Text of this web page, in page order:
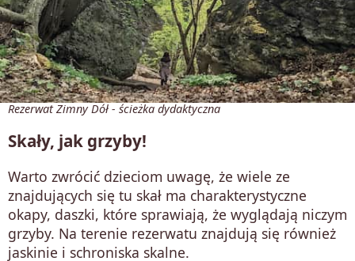
Rezerwat Zimny Dół - ścieżka dydaktyczna
Skały, jak grzyby!
Warto zwrócić dzieciom uwagę, że wiele ze
znajdujących się tu skał ma charakterystyczne
okapy, daszki, które sprawiają, że wyglądają niczym
grzyby. Na terenie rezerwatu znajdują się również
jaskinie i schroniska skalne.